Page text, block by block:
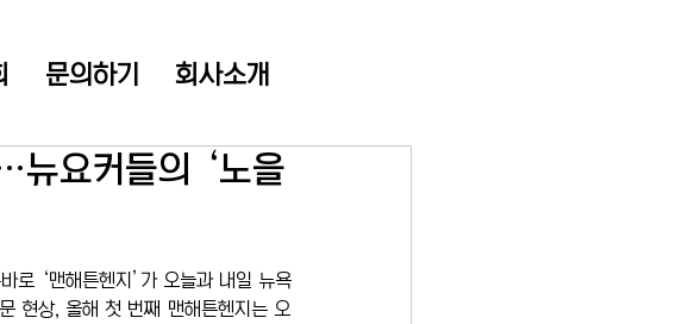
문의하기 회사소개
뉴요커들의 ‘노을
로 ‘맨해튼헨지’가 오늘과 내일 뉴욕
현상, 올해 첫 번째 맨해튼헨지는 오